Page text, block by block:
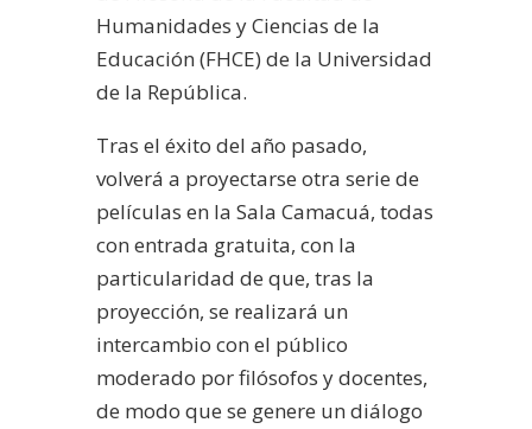
Humanidades y Ciencias de la
Educación (FHCE) de la Universidad
de la República.
Tras el éxito del año pasado,
volverá a proyectarse otra serie de
películas en la Sala Camacuá, todas
con entrada gratuita, con la
particularidad de que, tras la
proyección, se realizará un
intercambio con el público
moderado por filósofos y docentes,
de modo que se genere un diálogo